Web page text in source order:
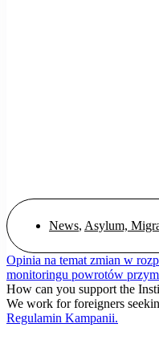
News, Asylum,
Opinia na temat zmian w
monitoringu powrotów
How can you support the
We work for foreigners
Regulamin Kampanii.